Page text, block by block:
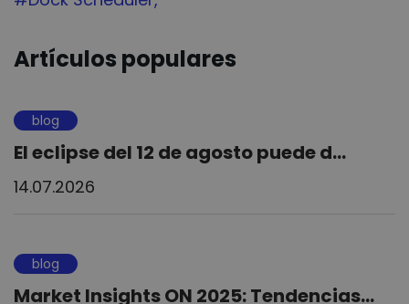
Artículos populares
blog
El eclipse del 12 de agosto puede d...
14.07.2026
blog
Market Insights ON 2025: Tendencias...